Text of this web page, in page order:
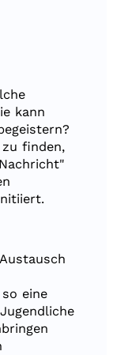
kann
finden,
eine